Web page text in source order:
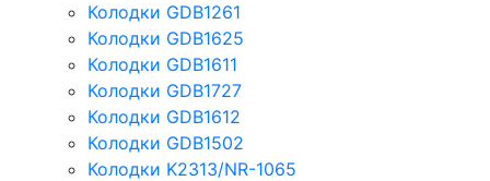
Колодки GDB1261
Колодки GDB1625
Колодки GDB1611
Колодки GDB1727
Колодки GDB1612
Колодки GDB1502
Колодки K2313/NR-1065